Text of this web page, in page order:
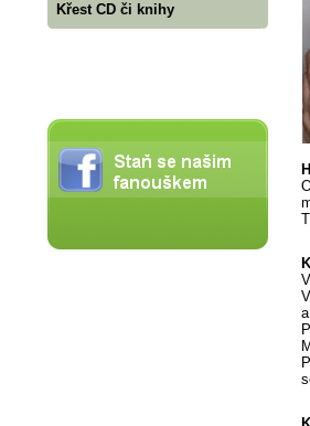
Křest CD či knihy